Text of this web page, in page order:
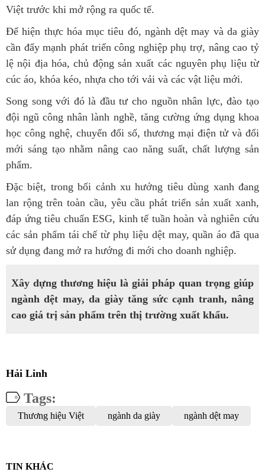
Việt trước khi mở rộng ra quốc tế.
Để hiện thực hóa mục tiêu đó, ngành dệt may và da giày
cần đẩy mạnh phát triển công nghiệp phụ trợ, nâng cao tỷ
lệ nội địa hóa, chủ động sản xuất các nguyên phụ liệu từ
cúc áo, khóa kéo, nhựa cho tới vải và các vật liệu mới.
Song song với đó là đầu tư cho nguồn nhân lực, đào tạo
đội ngũ công nhân lành nghề, tăng cường ứng dụng khoa
học công nghệ, chuyển đổi số, thương mại điện tử và đổi
mới sáng tạo nhằm nâng cao năng suất, chất lượng sản
phẩm.
Đặc biệt, trong bối cảnh xu hướng tiêu dùng xanh đang
lan rộng trên toàn cầu, yêu cầu phát triển sản xuất xanh,
đáp ứng tiêu chuẩn ESG, kinh tế tuần hoàn và nghiên cứu
các sản phẩm tái chế từ phụ liệu dệt may, quần áo đã qua
sử dụng đang mở ra hướng đi mới cho doanh nghiệp.
Xây dựng thương hiệu là giải pháp quan trọng giúp
ngành dệt may, da giày tăng sức cạnh tranh, nâng
cao giá trị sản phẩm trên thị trường xuất khẩu.
Hải Linh
Tags:
Thương hiệu Việt ngành da giày ngành dệt may
TIN KHÁC